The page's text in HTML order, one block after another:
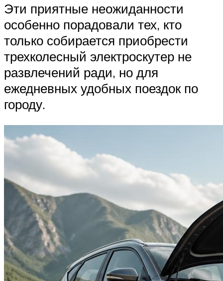
Эти приятные неожиданности
особенно порадовали тех, кто
только собирается приобрести
трехколесный электроскутер не
развлечений ради, но для
ежедневных удобных поездок по
городу.